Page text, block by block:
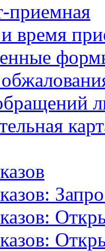
приемная
время